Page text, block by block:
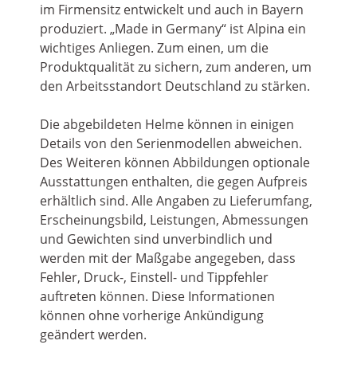
im Firmensitz entwickelt und auch in Bayern
produziert. „Made in Germany“ ist Alpina ein
wichtiges Anliegen. Zum einen, um die
Produktqualität zu sichern, zum anderen, um
den Arbeitsstandort Deutschland zu stärken.
Die abgebildeten Helme können in einigen
Details von den Serienmodellen abweichen.
Des Weiteren können Abbildungen optionale
Ausstattungen enthalten, die gegen Aufpreis
erhältlich sind. Alle Angaben zu Lieferumfang,
Erscheinungsbild, Leistungen, Abmessungen
und Gewichten sind unverbindlich und
werden mit der Maßgabe angegeben, dass
Fehler, Druck-, Einstell- und Tippfehler
auftreten können. Diese Informationen
können ohne vorherige Ankündigung
geändert werden.